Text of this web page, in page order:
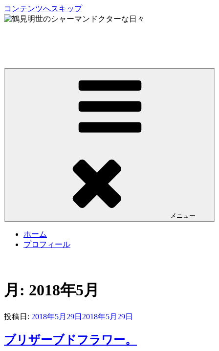
コンテンツへスキップ
メニュー
ホーム
プロフィール
月: 2018年5月
投稿日: 2018年5月29日 2018年5月29日
ブリザーブドフラワー。